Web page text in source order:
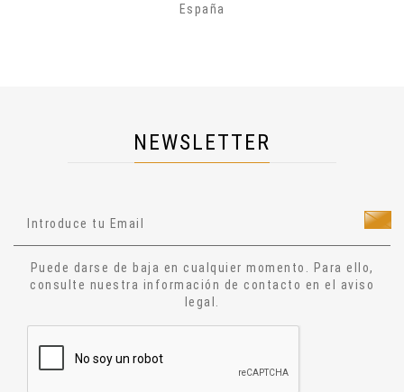
Ocultismo
Narrativa
Relatos
Aforismos
España
NEWSLETTER
Puede darse de baja en cualquier momento. Para ello,
consulte nuestra información de contacto en el aviso
legal.